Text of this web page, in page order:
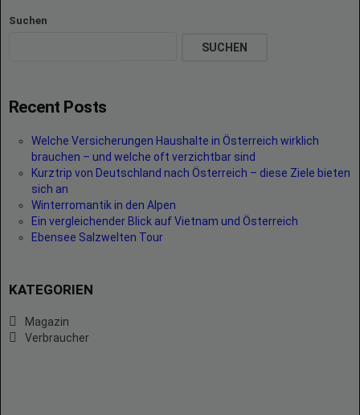
Suchen
SUCHEN
Recent Posts
Welche Versicherungen Haushalte in Österreich wirklich
brauchen – und welche oft verzichtbar sind
Kurztrip von Deutschland nach Österreich – diese Ziele bieten
sich an
Winterromantik in den Alpen
Ein vergleichender Blick auf Vietnam und Österreich
Ebensee Salzwelten Tour
KATEGORIEN
Magazin
Verbraucher